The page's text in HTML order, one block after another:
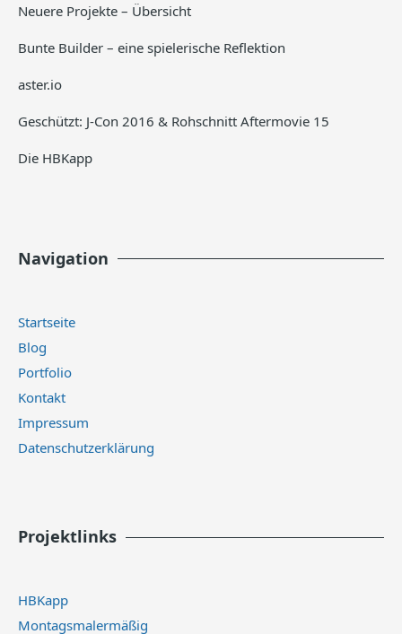
Neuere Projekte – Übersicht
Bunte Builder – eine spielerische Reflektion
aster.io
Geschützt: J-Con 2016 & Rohschnitt Aftermovie 15
Die HBKapp
Navigation
Startseite
Blog
Portfolio
Kontakt
Impressum
Datenschutzerklärung
Projektlinks
HBKapp
Montagsmalermäßig